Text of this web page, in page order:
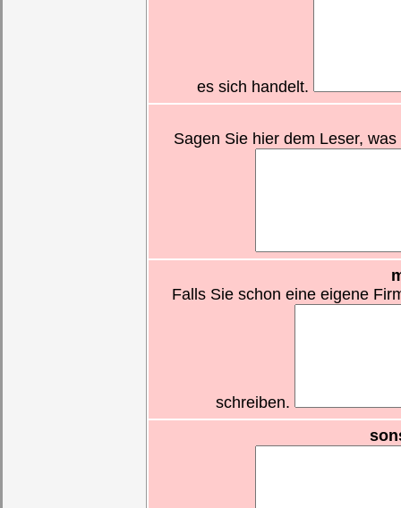
es sich handelt.
Sagen Sie hier dem Leser,
Falls Sie schon eine eigene
schreiben.